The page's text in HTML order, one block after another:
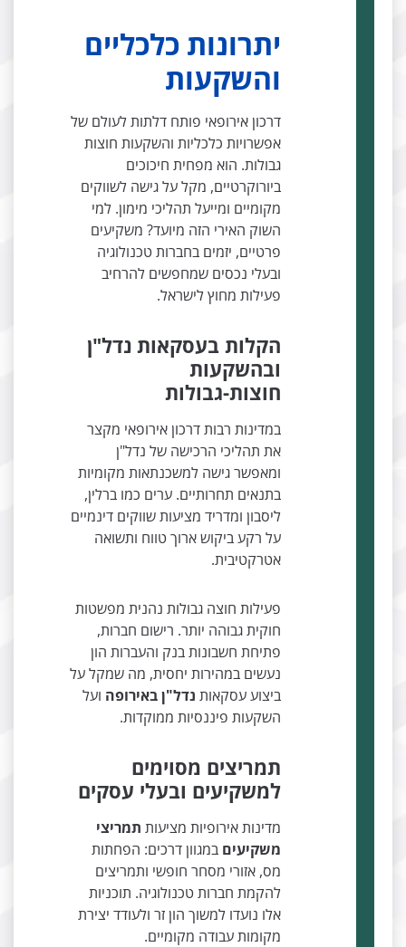
יתרונות כלכליים
והשקעות
דרכון אירופאי פותח דלתות לעולם של
אפשרויות כלכליות והשקעות חוצות
גבולות. הוא מפחית חיכוכים
ביורוקרטיים, מקל על גישה לשווקים
מקומיים ומייעל תהליכי מימון. למי
השוק האירי הזה מיועד? משקיעים
פרטיים, יזמים בחברות טכנולוגיה
ובעלי נכסים שמחפשים להרחיב
פעילות מחוץ לישראל.
הקלות בעסקאות נדל"ן
ובהשקעות
חוצות-גבולות
במדינות רבות דרכון אירופאי מקצר
את תהליכי הרכישה של נדל"ן
ומאפשר גישה למשכנתאות מקומיות
בתנאים תחרותיים. ערים כמו ברלין,
ליסבון ומדריד מציעות שווקים דינמיים
על רקע ביקוש ארוך טווח ותשואה
אטרקטיבית.
פעילות חוצה גבולות נהנית מפשטות
חוקית גבוהה יותר. רישום חברות,
פתיחת חשבונות בנק והעברות הון
נעשים במהירות יחסית, מה שמקל על
ביצוע עסקאותנדל"ן באירופהועל
השקעות פיננסיות ממוקדות.
תמריצים מסוימים
למשקיעים ובעלי עסקים
מדינות אירופיות מציעות תמריצי
משקיעיםבמגוון דרכים: הפחתות
מס, אזורי מסחר חופשי ותמריצים
להקמת חברות טכנולוגיה. תוכניות
אלו נועדו למשוך הון זר ולעודד יצירת
מקומות עבודה מקומיים.